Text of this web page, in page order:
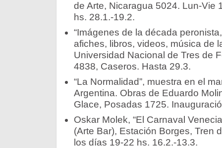
de Arte, Nicaragua 5024. Lun-Vie
hs. 28.1.-19.2.
“Imágenes de la década
afiches, libros, videos, música de
Universidad Nacional de Tres de
4838, Caseros. Hasta 29.3.
“La Normalidad”, muestra en el
Argentina. Obras de Eduardo
Glace, Posadas 1725.
Oskar Molek, “El Carnaval
(Arte Bar), Estación Borges, Tren
los días 19-22 hs. 16.2.-13.3.